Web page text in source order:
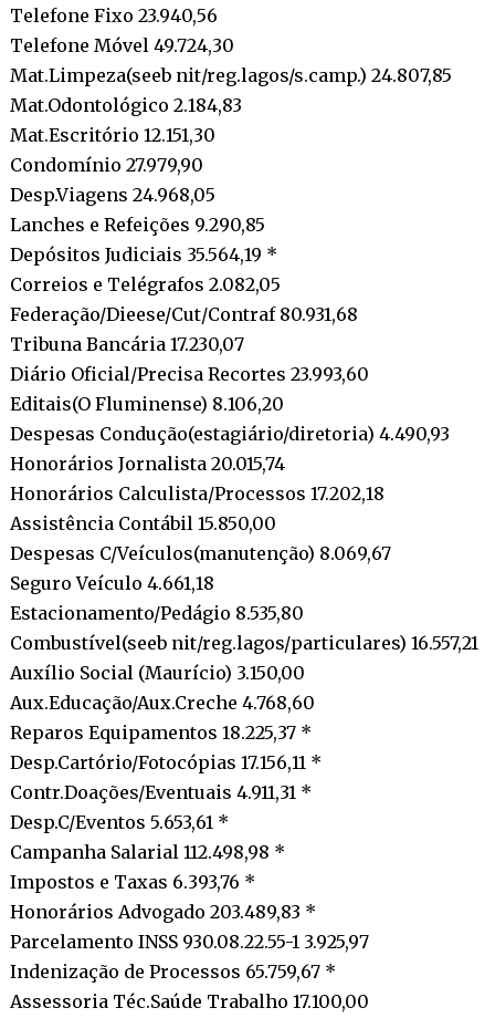
Telefone Fixo 23.940,56
Telefone Móvel 49.724,30
Mat.Limpeza(seeb nit/reg.lagos/s.camp.) 24.807,85
Mat.Odontológico 2.184,83
Mat.Escritório 12.151,30
Condomínio 27.979,90
Desp.Viagens 24.968,05
Lanches e Refeições 9.290,85
Depósitos Judiciais 35.564,19 *
Correios e Telégrafos 2.082,05
Federação/Dieese/Cut/Contraf 80.931,68
Tribuna Bancária 17.230,07
Diário Oficial/Precisa Recortes 23.993,60
Editais(O Fluminense) 8.106,20
Despesas Condução(estagiário/diretoria) 4.490,93
Honorários Jornalista 20.015,74
Honorários Calculista/Processos 17.202,18
Assistência Contábil 15.850,00
Despesas C/Veículos(manutenção) 8.069,67
Seguro Veículo 4.661,18
Estacionamento/Pedágio 8.535,80
Combustível(seeb nit/reg.lagos/particulares) 16.557,21
Auxílio Social (Maurício) 3.150,00
Aux.Educação/Aux.Creche 4.768,60
Reparos Equipamentos 18.225,37 *
Desp.Cartório/Fotocópias 17.156,11 *
Contr.Doações/Eventuais 4.911,31 *
Desp.C/Eventos 5.653,61 *
Campanha Salarial 112.498,98 *
Impostos e Taxas 6.393,76 *
Honorários Advogado 203.489,83 *
Parcelamento INSS 930.08.22.55-1 3.925,97
Indenização de Processos 65.759,67 *
Assessoria Téc.Saúde Trabalho 17.100,00